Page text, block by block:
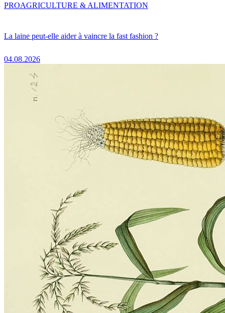
La laine peut-elle aider à vaincre la fast fashion ?
04.08.2026
PROAGRICULTURE & ALIMENTATION